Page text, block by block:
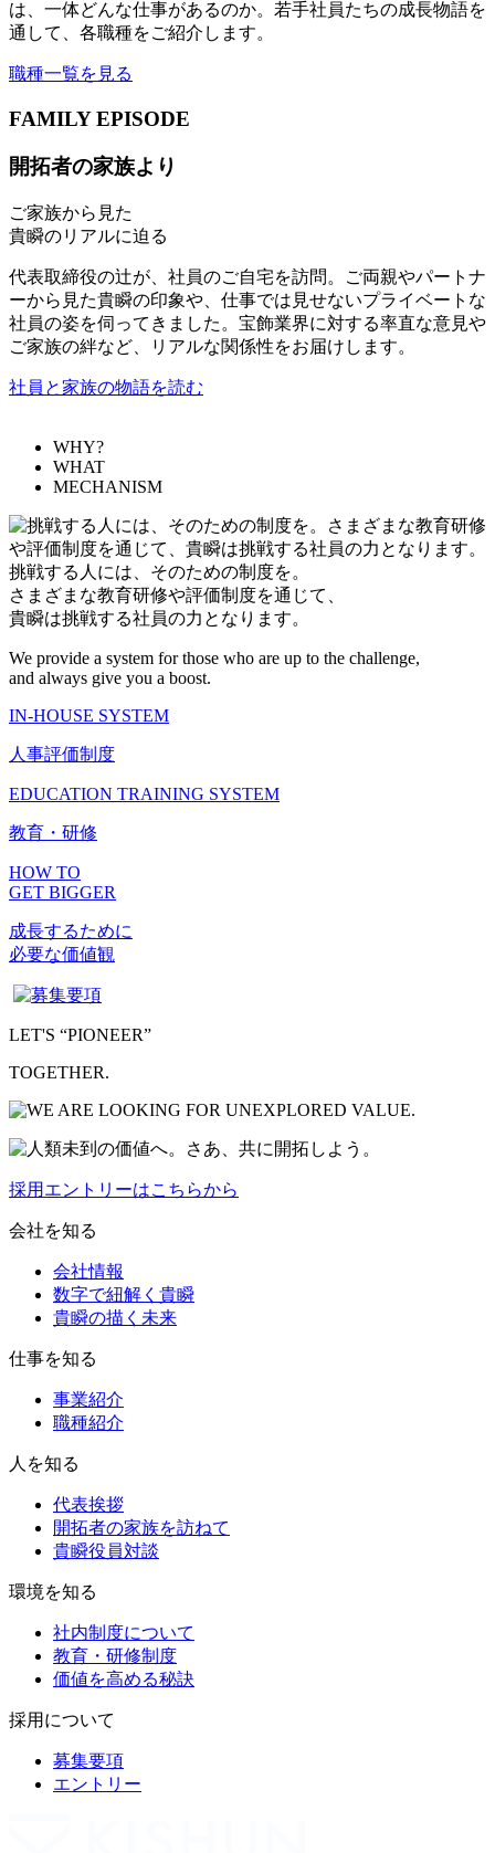
は、一体どんな仕事があるのか。若手社員たちの成長物語を
通して、各職種をご紹介します。
職種一覧を見る
FAMILY EPISODE
開拓者の家族より
ご家族から見た
貴瞬のリアルに迫る
代表取締役の辻が、社員のご自宅を訪問。ご両親やパートナ
ーから見た貴瞬の印象や、仕事では見せないプライベートな
社員の姿を伺ってきました。宝飾業界に対する率直な意見や
ご家族の絆など、リアルな関係性をお届けします。
社員と家族の物語を読む
WHY?
WHAT
MECHANISM
挑戦する人には、そのための制度を。
さまざまな教育研修や評価制度を通じて、
貴瞬は挑戦する社員の力となります。
We provide a system for those who are up to the challenge,
and always give you a boost.
IN-HOUSE SYSTEM
人事評価制度
EDUCATION TRAINING SYSTEM
教育・研修
HOW TO
GET BIGGER
成長するために
必要な価値観
LET'S “PIONEER”
TOGETHER.
採用エントリーはこちらから
会社を知る
会社情報
数字で紐解く貴瞬
貴瞬の描く未来
仕事を知る
事業紹介
職種紹介
人を知る
代表挨拶
開拓者の家族を訪ねて
貴瞬役員対談
環境を知る
社内制度について
教育・研修制度
価値を高める秘訣
採用について
募集要項
エントリー